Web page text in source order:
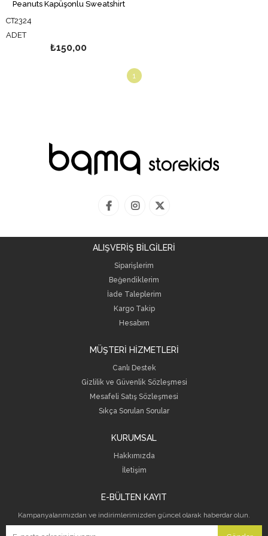
Peanuts Kapüşonlu Sweatshirt
CT2324
ADET
₺150,00
1
ALIŞVERİŞ BİLGİLERİ
Siparişlerim
Beğendiklerim
İade Taleplerim
Kargo Takip
Hesabım
MÜŞTERİ HİZMETLERİ
Canlı Destek
Gizlilik ve Güvenlik Sözleşmesi
Mesafeli Satış Sözleşmesi
Sıkça Sorulan Sorular
KURUMSAL
Hakkımızda
İletişim
E-BÜLTEN KAYIT
Kampanyalarımızdan ve indirimlerimizden güncel olarak haberdar olun.